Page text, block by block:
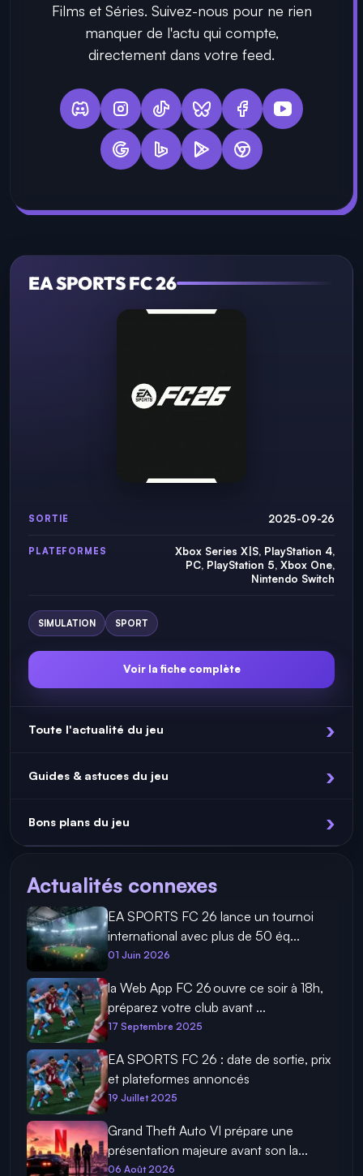
Films et Séries. Suivez-nous pour ne rien
manquer de l'actu qui compte,
directement dans votre feed.
EA SPORTS FC 26
SORTIE 2025-09-26
PLATEFORMES
Xbox Series X|S, PlayStation 4,
PC, PlayStation 5, Xbox One,
Nintendo Switch
SIMULATION SPORT
Voir la fiche complète
Toute l'actualité du jeu
Guides & astuces du jeu
Bons plans du jeu
Actualités connexes
EA SPORTS FC 26 lance un tournoi
international avec plus de 50 éq...
01 Juin 2026
la Web App FC 26 ouvre ce soir à 18h,
préparez votre club avant ...
17 Septembre 2025
EA SPORTS FC 26 : date de sortie, prix
et plateformes annoncés
19 Juillet 2025
Grand Theft Auto VI prépare une
présentation majeure avant son la...
06 Août 2026